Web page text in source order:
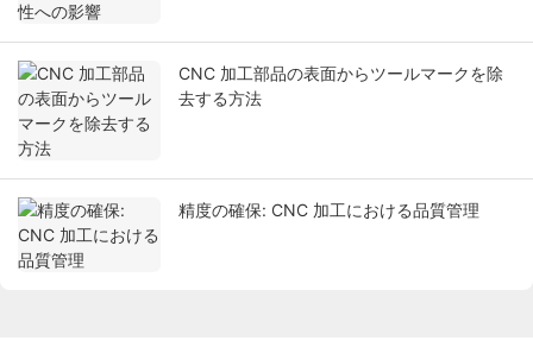
CNC 加工部品の表面からツールマークを除
去する方法
精度の確保: CNC 加工における品質管理